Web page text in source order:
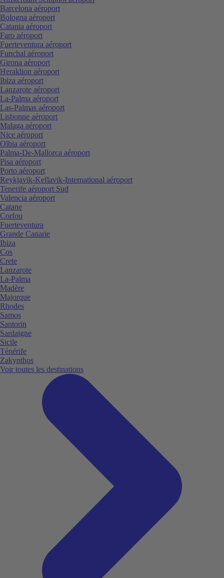
Barcelona aéroport
Bologna aéroport
Catania aéroport
Faro aéroport
Fuerteventura aéroport
Funchal aéroport
Girona aéroport
Heraklion aéroport
Ibiza aéroport
Lanzarote aéroport
La-Palma aéroport
Las-Palmas aéroport
Lisbonne aéroport
Malaga aéroport
Nice aéroport
Olbia aéroport
Palma-De-Mallorca aéroport
Pisa aéroport
Porto aéroport
Reykjavik-Keflavik-International aéroport
Tenerife aéroport Sud
Valencia aéroport
Catane
Corfou
Fuerteventura
Grande Canarie
Ibiza
Cos
Crete
Lanzarote
La-Palma
Madère
Majorque
Rhodes
Samos
Santorin
Sardaigne
Sicile
Ténérife
Zakynthos
Voir toutes les destinations